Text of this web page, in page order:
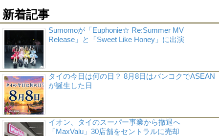
新着記事
Sumomoが「Euphonie☆ Re:Summer MV
Release」と「Sweet Like Honey」に出演
タイの今日は何の日？ 8月8日はバンコクでASEAN
が誕生した日
イオン、タイのスーパー事業から撤退へ
「MaxValu」30店舗をセントラルに売却